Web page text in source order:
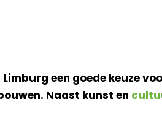
Limburg een goede keuze
Naast kunst en